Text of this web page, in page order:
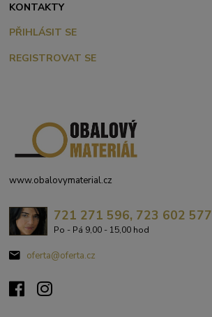
KONTAKTY
PŘIHLÁSIT SE
REGISTROVAT SE
www.obalovymaterial.cz
721 271 596, 723 602 577
Po - Pá 9,00 - 15,00 hod
oferta@oferta.cz